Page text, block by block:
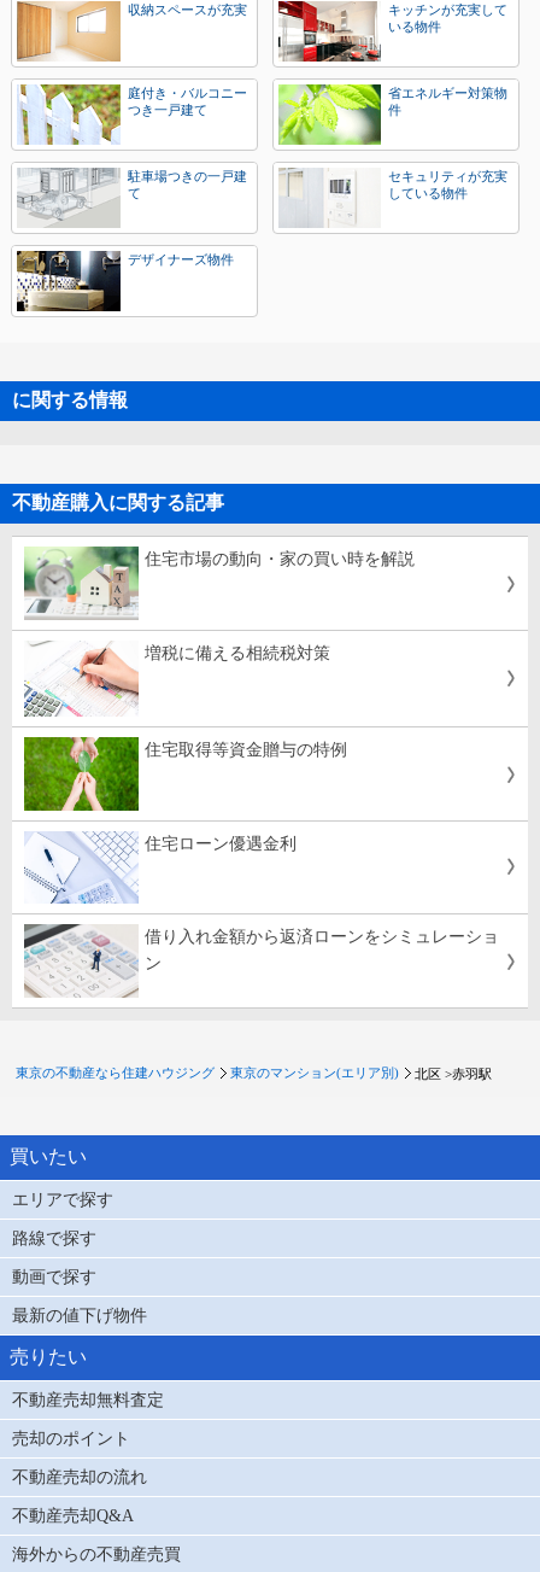
収納スペースが充実
キッチンが充実して
いる物件
庭付き・バルコニー
つき一戸建て
省エネルギー対策物
件
駐車場つきの一戸建
て
セキュリティが充実
している物件
デザイナーズ物件
に関する情報
不動産購入に関する記事
住宅市場の動向・家の買い時を解説
増税に備える相続税対策
住宅取得等資金贈与の特例
住宅ローン優遇金利
借り入れ金額から返済ローンをシミュレーショ
ン
東京の不動産なら住建ハウジング 東京のマンション(エリア別) 北区 >赤羽駅
買いたい
エリアで探す
路線で探す
動画で探す
最新の値下げ物件
売りたい
不動産売却無料査定
売却のポイント
不動産売却の流れ
不動産売却Q&A
海外からの不動産売買